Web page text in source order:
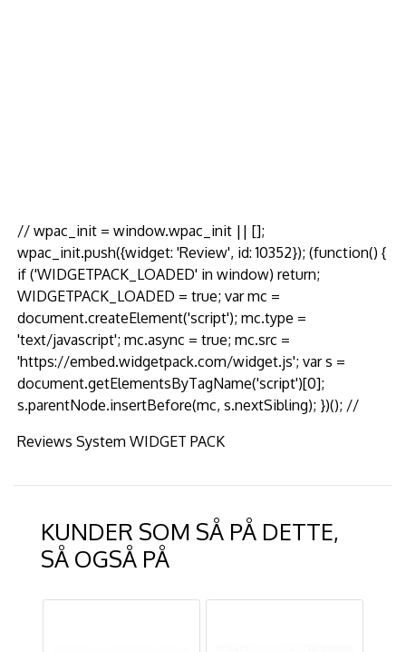
// wpac_init = window.wpac_init || [];
wpac_init.push({widget: 'Review', id: 10352}); (function() {
if ('WIDGETPACK_LOADED' in window) return;
WIDGETPACK_LOADED = true; var mc =
document.createElement('script'); mc.type =
'text/javascript'; mc.async = true; mc.src =
'https://embed.widgetpack.com/widget.js'; var s =
document.getElementsByTagName('script')[0];
s.parentNode.insertBefore(mc, s.nextSibling); })(); //
Reviews System WIDGET PACK
KUNDER SOM SÅ PÅ DETTE,
SÅ OGSÅ PÅ